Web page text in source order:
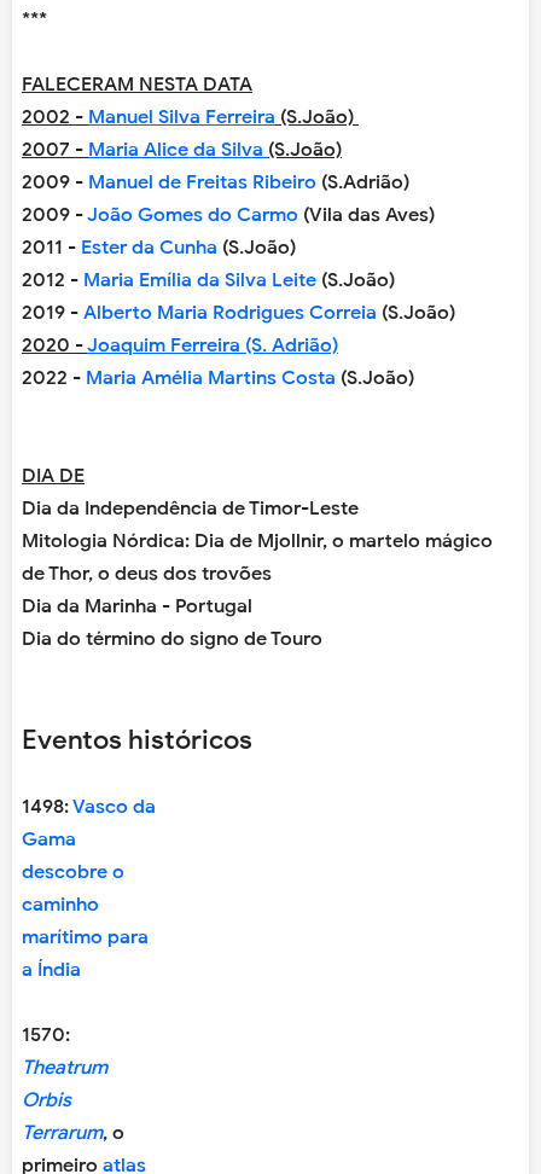
***
FALECERAM NESTA DATA
2002 - Manuel Silva Ferreira (S.João)
2007 - Maria Alice da Silva (S.João)
2009 - Manuel de Freitas Ribeiro (S.Adrião)
2009 -João Gomes do Carmo (Vila das Aves)
2011 - Ester da Cunha (S.João)
2012 - Maria Emília da Silva Leite (S.João)
2019 - Alberto Maria Rodrigues Correia (S.João)
2020 -Joaquim Ferreira (S. Adrião)
2022 - Maria Amélia Martins Costa (S.João)
DIA DE
Dia da Independência de Timor-Leste
Mitologia Nórdica: Dia de Mjollnir, o martelo mágico
de Thor, o deus dos trovões
Dia da Marinha - Portugal
Dia do término do signo de Touro
Eventos históricos
1498:Vasco da
Gama
descobre o
caminho
marítimo para
a Índia
1570:
Theatrum
Orbis
Terrarum, o
primeiro atlas